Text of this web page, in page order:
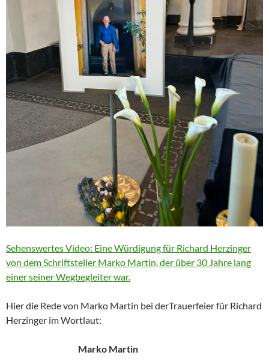
Sehenswertes Video: Eine Würdigung für Richard Herzinger
von dem Schriftsteller Marko Martin, der über 30 Jahre lang
einer seiner Wegbegleiter war.
Hier die Rede von Marko Martin bei derTrauerfeier für Richard
Herzinger im Wortlaut:
Marko Martin